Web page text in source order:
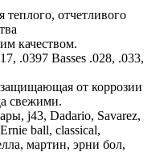
теплого, отчетливого
качеством.
.0397 Basses .028, .033,
от коррозии
свежими.
j43, Dadario, Savarez,
ball, classical,
мартин, эрни бол,